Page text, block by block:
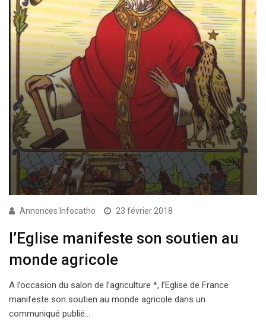
Annonces Infocatho 23 février 2018
l’Eglise manifeste son soutien au
monde agricole
A l’occasion du salon de l’agriculture *, l’Eglise de France
manifeste son soutien au monde agricole dans un
communiqué publié…